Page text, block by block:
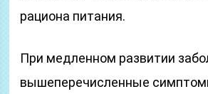
рациона питания.
При медленном развитии
вышеперечисленные